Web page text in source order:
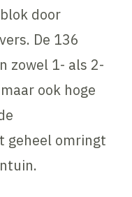
door
De 136
zowel 1- als 2-
ook hoge
geheel omringt